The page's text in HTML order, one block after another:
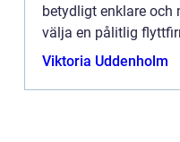
betydligt enklare och
välja en pålitlig
övergång till d...
Viktoria Uddenholm